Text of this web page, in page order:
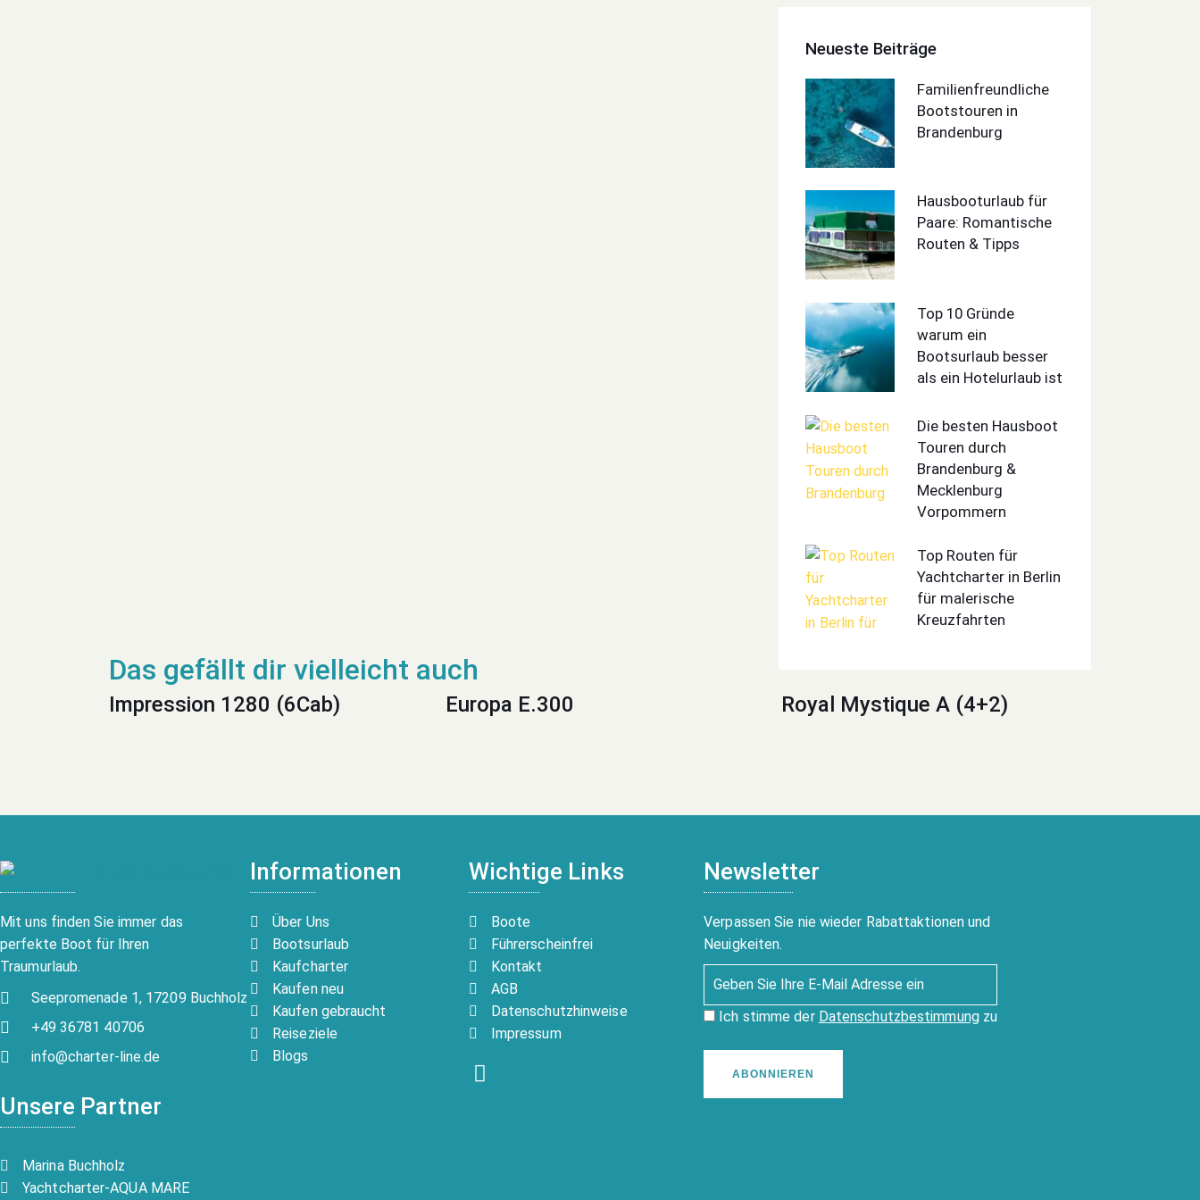
Neueste Beiträge
Familienfreundliche
Bootstouren in
Brandenburg
Hausbooturlaub für
Paare: Romantische
Routen & Tipps
Top 10 Gründe
warum ein
Bootsurlaub besser
als ein Hotelurlaub ist
Die besten Hausboot
Touren durch
Brandenburg &
Mecklenburg
Vorpommern
Top Routen für
Yachtcharter in Berlin
für malerische
Kreuzfahrten
Impression 1280 (6Cab) Europa E.300 Royal Mystique A (4+2)
Mit uns finden Sie immer das
perfekte Boot für Ihren
Traumurlaub.
Seepromenade 1, 17209 Buchholz
+49 36781 40706
info@charter-line.de
Unsere Partner
Marina Buchholz
Yachtcharter-AQUA MARE
Informationen
Über Uns
Bootsurlaub
Kaufcharter
Kaufen neu
Kaufen gebraucht
Reiseziele
Blogs
Wichtige Links
Boote
Führerscheinfrei
Kontakt
AGB
Datenschutzhinweise
Impressum
Newsletter
Verpassen Sie nie wieder Rabattaktionen und
Neuigkeiten.
Ich stimme der Datenschutzbestimmungzu
ABONNIEREN